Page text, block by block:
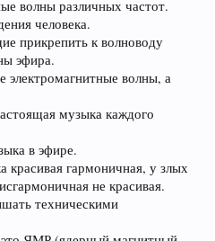
волны различных частот.
человека.
прикрепить к волноводу
эфира.
электромагнитные волны, а
музыка каждого
в эфире.
красивая гармоничная, у злых
не красивая.
техническими